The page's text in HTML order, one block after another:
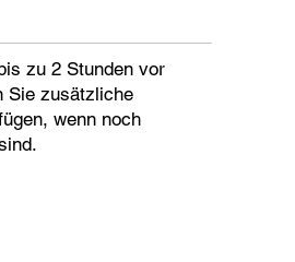
zu 2 Stunden vor
Sie zusätzliche
wenn noch